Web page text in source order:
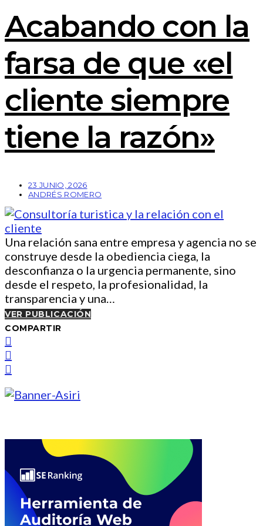
Acabando con la
farsa de que «el
cliente siempre
tiene la razón»
23 JUNIO, 2026
ANDRÉS ROMERO
Una relación sana entre empresa y agencia no se
construye desde la obediencia ciega, la
desconfianza o la urgencia permanente, sino
desde el respeto, la profesionalidad, la
transparencia y una…
VER PUBLICACIÓN
COMPARTIR